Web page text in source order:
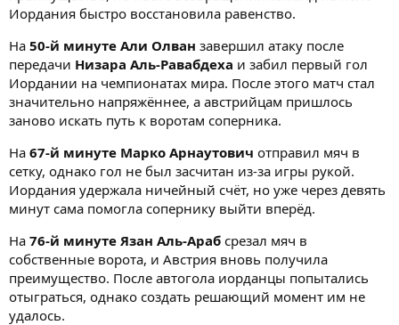
Иордания быстро восстановила равенство.
На 50-й минуте Али Олван завершил атаку после
передачи Низара Аль-Равабдеха и забил первый гол
Иордании на чемпионатах мира. После этого матч стал
значительно напряжённее, а австрийцам пришлось
заново искать путь к воротам соперника.
На 67-й минуте Марко Арнаутович отправил мяч в
сетку, однако гол не был засчитан из-за игры рукой.
Иордания удержала ничейный счёт, но уже через девять
минут сама помогла сопернику выйти вперёд.
На 76-й минуте Язан Аль-Араб срезал мяч в
собственные ворота, и Австрия вновь получила
преимущество. После автогола иорданцы попытались
отыграться, однако создать решающий момент им не
удалось.